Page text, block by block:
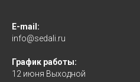
E-mail:
info@sedali.ru
График работы:
12 июня Выходной